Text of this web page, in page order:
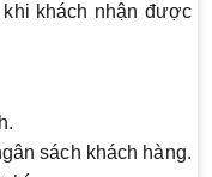
khách nhận được
sách khách hàng.